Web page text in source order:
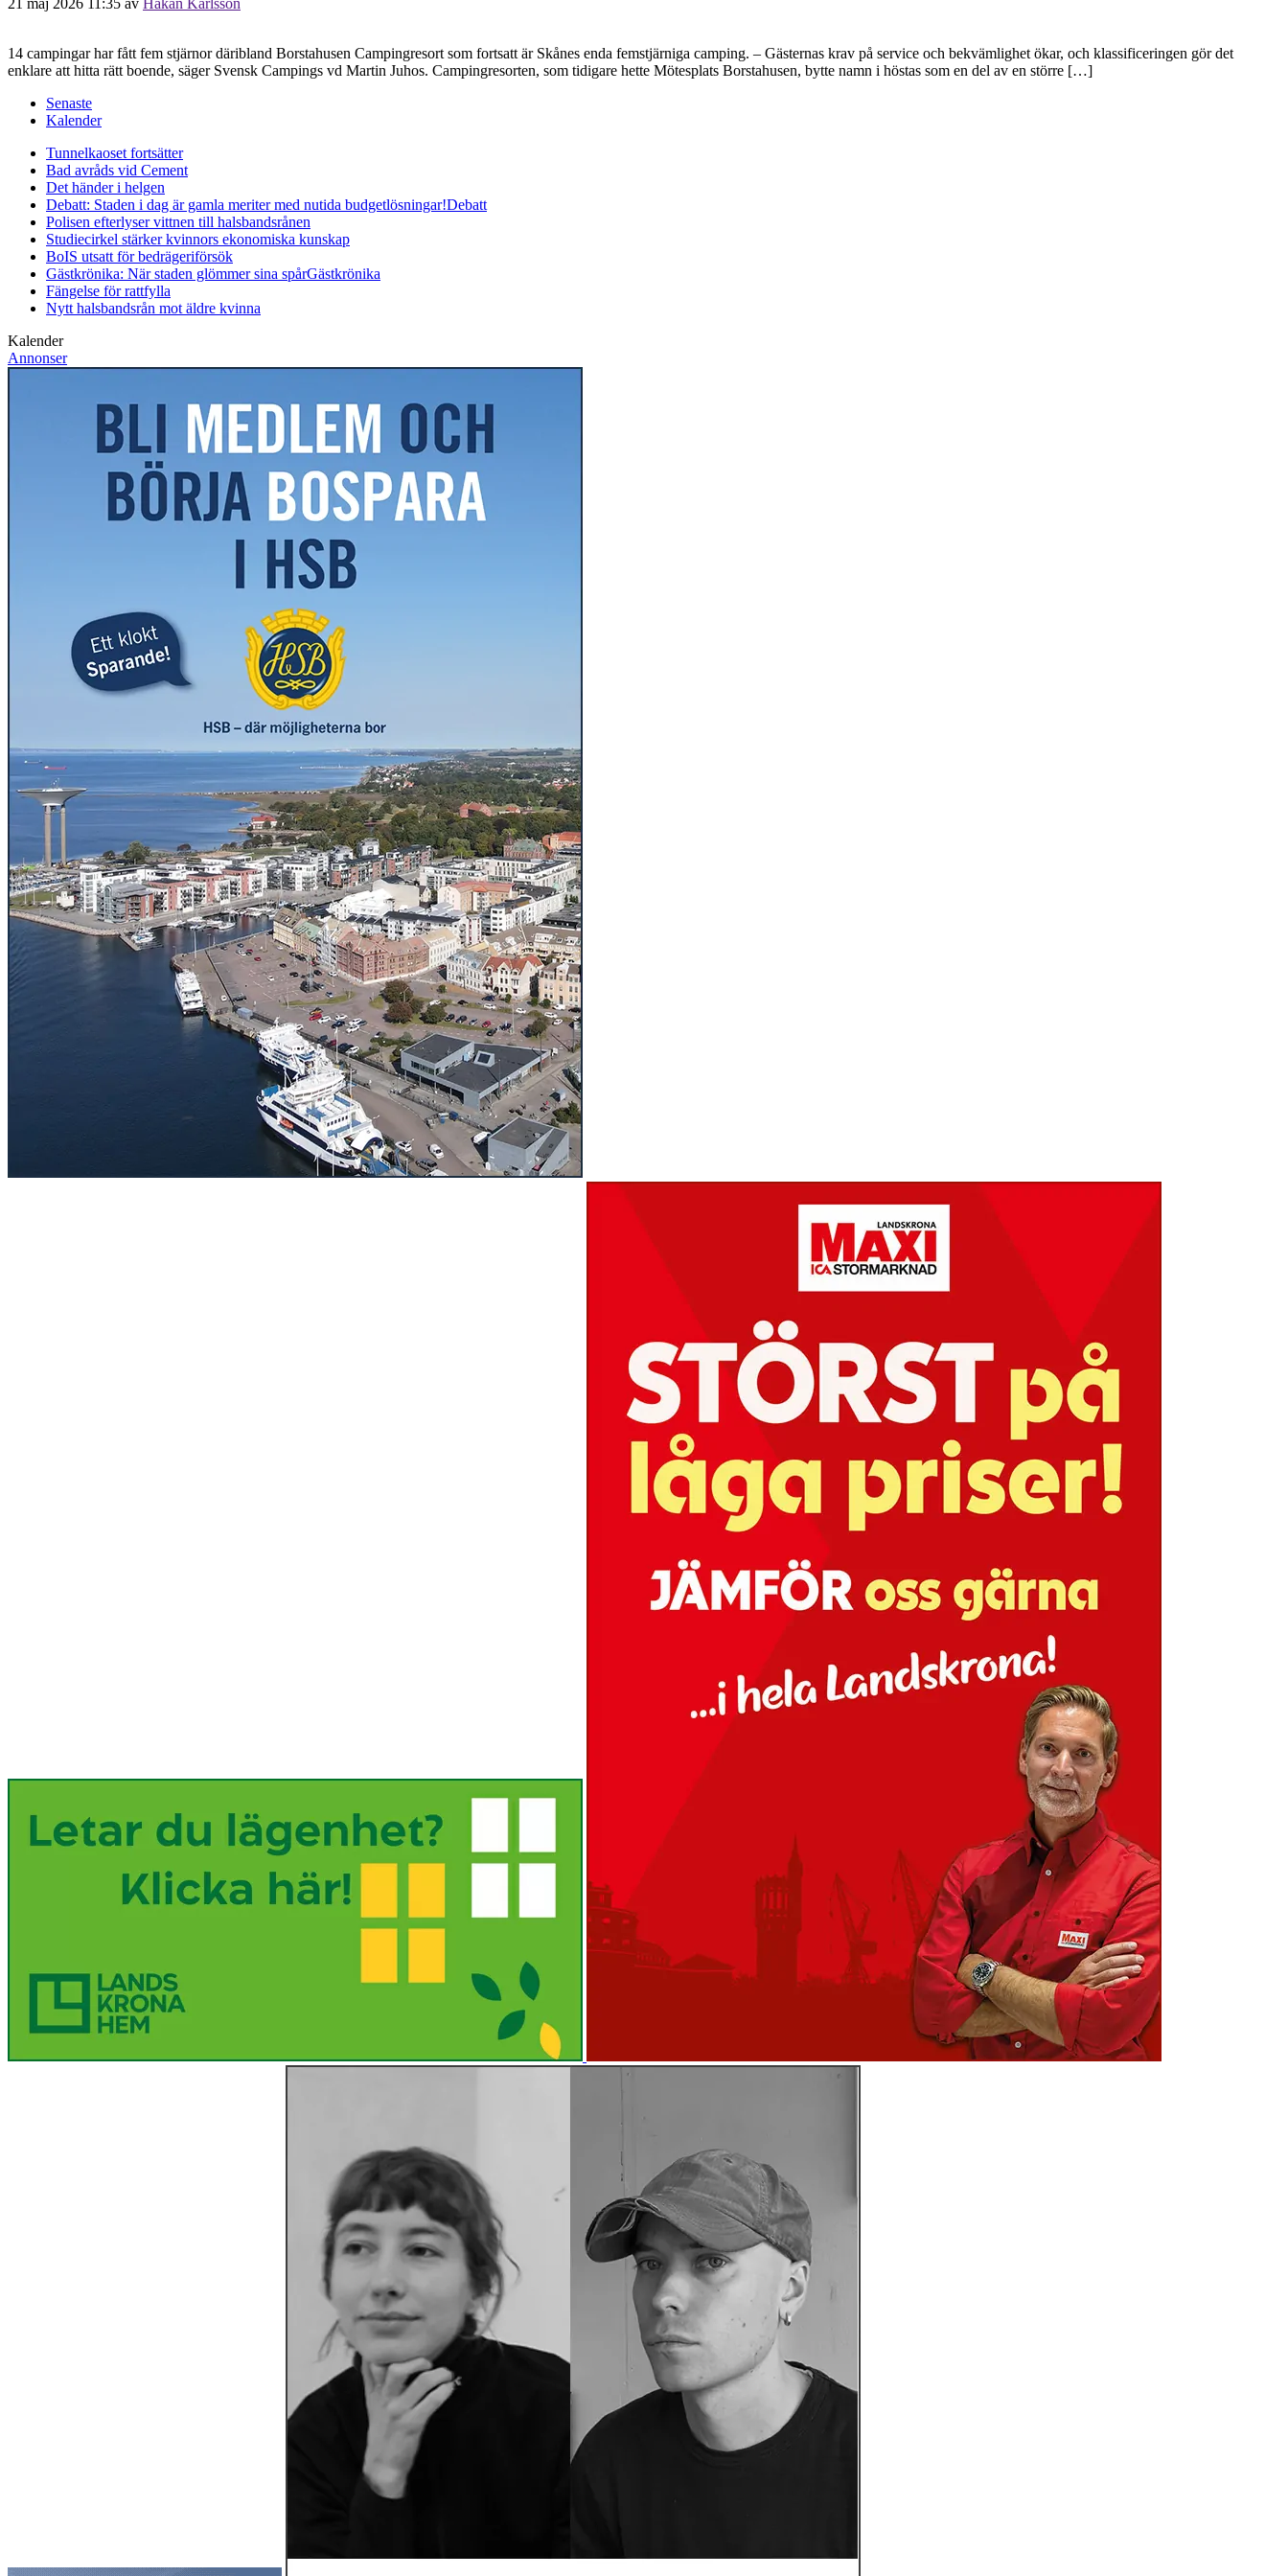
14 campingar har fått fem stjärnor däribland Borstahusen Campingresort som fortsatt är Skånes enda femstjärniga camping. – Gästernas krav på service och bekvämlighet ökar, och klassificeringen gör det
enklare att hitta rätt boende, säger Svensk Campings vd Martin Juhos. Campingresorten, som tidigare hette Mötesplats Borstahusen, bytte namn i höstas som en del av en större […]
Senaste
Kalender
Tunnelkaoset fortsätter
Bad avråds vid Cement
Det händer i helgen
Debatt: Staden i dag är gamla meriter med nutida budgetlösningar!Debatt
Polisen efterlyser vittnen till halsbandsrånen
Studiecirkel stärker kvinnors ekonomiska kunskap
BoIS utsatt för bedrägeriförsök
Gästkrönika: När staden glömmer sina spårGästkrönika
Fängelse för rattfylla
Nytt halsbandsrån mot äldre kvinna
Kalender
Annonser